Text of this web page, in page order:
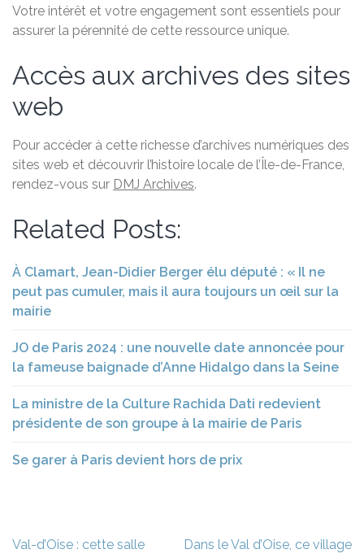
Votre intérêt et votre engagement sont essentiels pour
assurer la pérennité de cette ressource unique.
Accès aux archives des sites
web
Pour accéder à cette richesse d’archives numériques des
sites web et découvrir l’histoire locale de l’Île-de-France,
rendez-vous sur DMJ Archives.
Related Posts:
À Clamart, Jean-Didier Berger élu député : « Il ne
peut pas cumuler, mais il aura toujours un œil sur la
mairie
JO de Paris 2024 : une nouvelle date annoncée pour
la fameuse baignade d’Anne Hidalgo dans la Seine
La ministre de la Culture Rachida Dati redevient
présidente de son groupe à la mairie de Paris
Se garer à Paris devient hors de prix
Navigation
Val-d’Oise : cette salle
Dans le Val d’Oise, ce village